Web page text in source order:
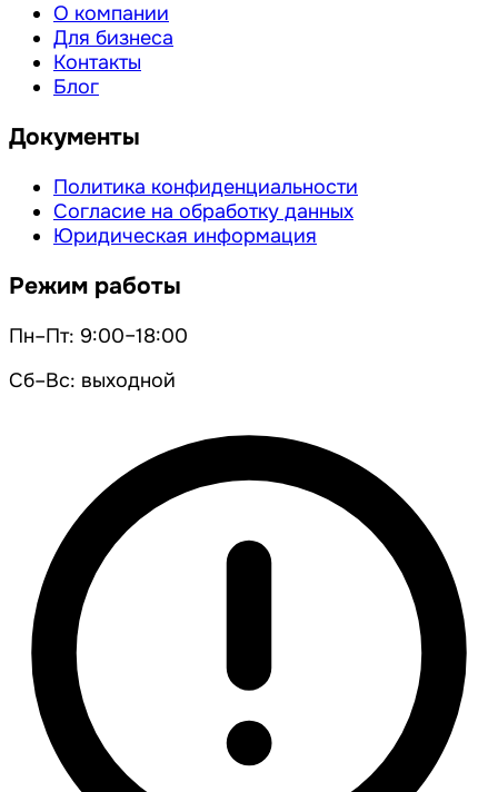
О компании
Для бизнеса
Контакты
Блог
Документы
Политика конфиденциальности
Согласие на обработку данных
Юридическая информация
Режим работы
Пн–Пт: 9:00–18:00
Сб–Вс: выходной